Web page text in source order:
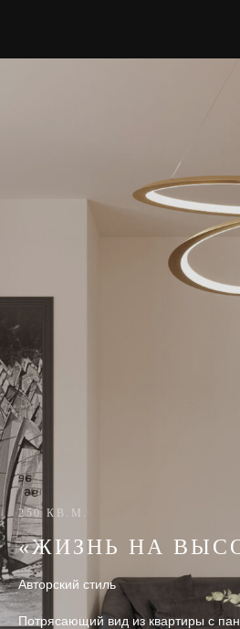
250 КВ.М.
«ЖИЗНЬ НА
Авторский стиль
Потрясающий вид из квартиры с